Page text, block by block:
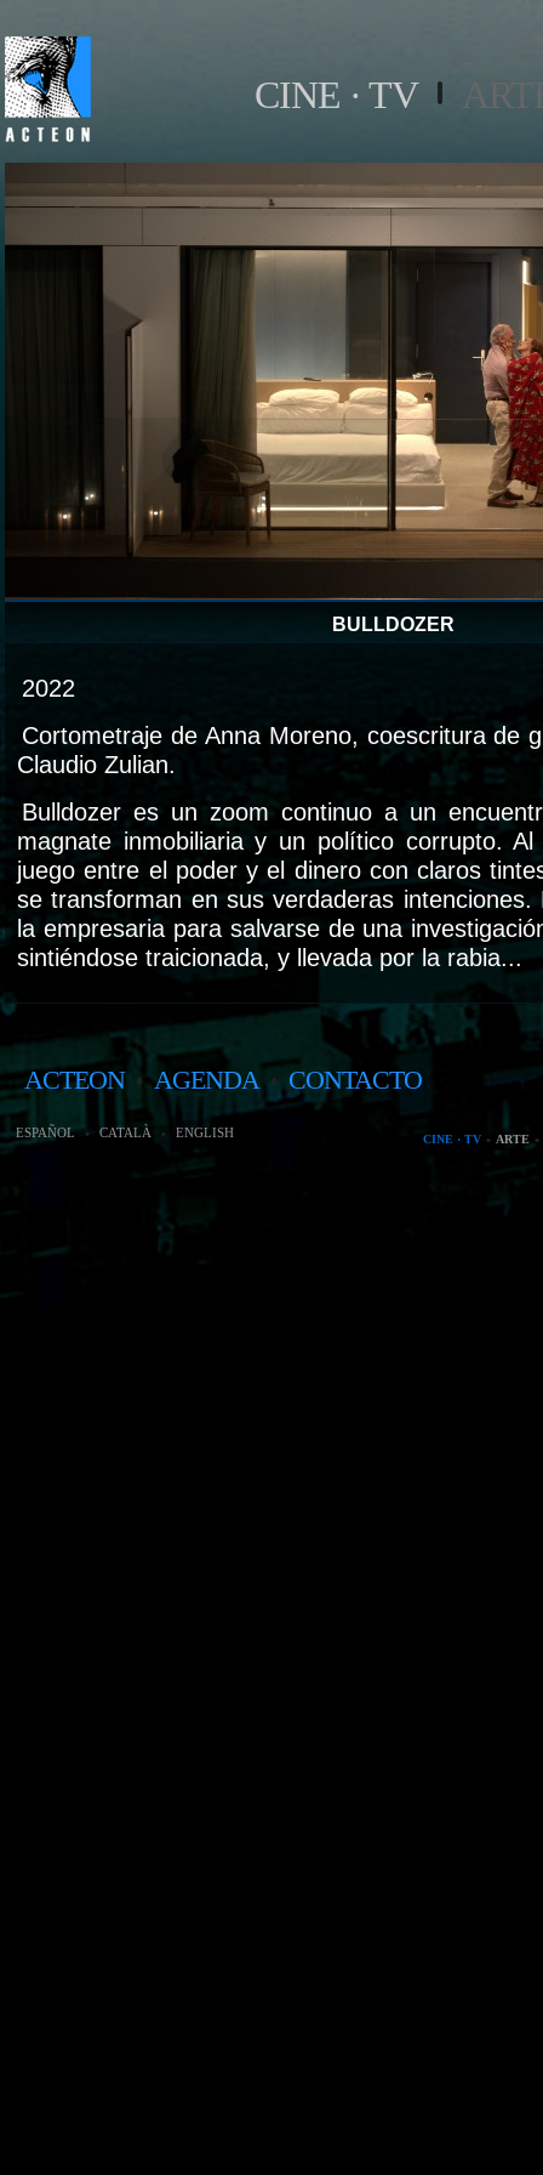
CINE · TV
BULLDOZER
2022
Cortometraje de Anna Moreno, coescritura de
Claudio Zulian.
Bulldozer es un zoom continuo a un
magnate inmobiliaria y un político corrupto.
juego entre el poder y el dinero con claros
se transforman en sus verdaderas
la empresaria para salvarse de una
sintiéndose traicionada, y llevada por la rabia...
ACTEON AGENDA CONTACTO
ESPAÑOL CATALÀ ENGLISH CINE · TV ARTE